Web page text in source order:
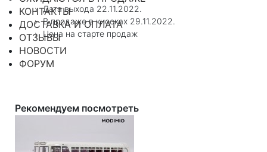
КОНТАКТЫ
ДОСТАВКА И ОПЛАТА
ОТЗЫВЫ
НОВОСТИ
ФОРУМ
Дата выхода 22.11.2022.
В продаже в киосках 29.11.2022.
Цена на старте продаж
Рекомендуем посмотреть